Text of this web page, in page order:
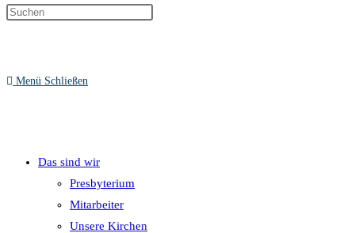
umschalten
Menü Schließen
Das sind wir
Presbyterium
Mitarbeiter
Unsere Kirchen